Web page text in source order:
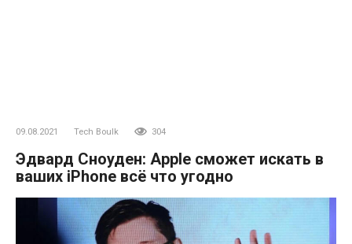
09.08.2021 Tech Boulk 304
Эдвард Сноуден: Apple сможет искать в
ваших iPhone всё что угодно